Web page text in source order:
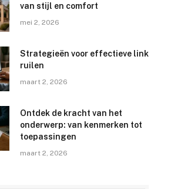
van stijl en comfort
mei 2, 2026
Strategieën voor effectieve link
ruilen
maart 2, 2026
Ontdek de kracht van het
onderwerp: van kenmerken tot
toepassingen
maart 2, 2026